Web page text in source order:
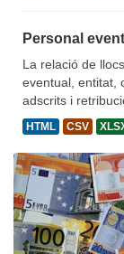
Personal
La relació de
eventual, entitat,
adscrits i
HTML CSV